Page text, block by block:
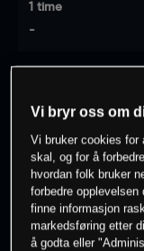
1 time
-
-
0% av
Vi bryr oss om
Vi bruker cookies for
skal, og for å
hvordan folk bruker
forbedre
finne informasjon
markedsføring etter
å godta eller